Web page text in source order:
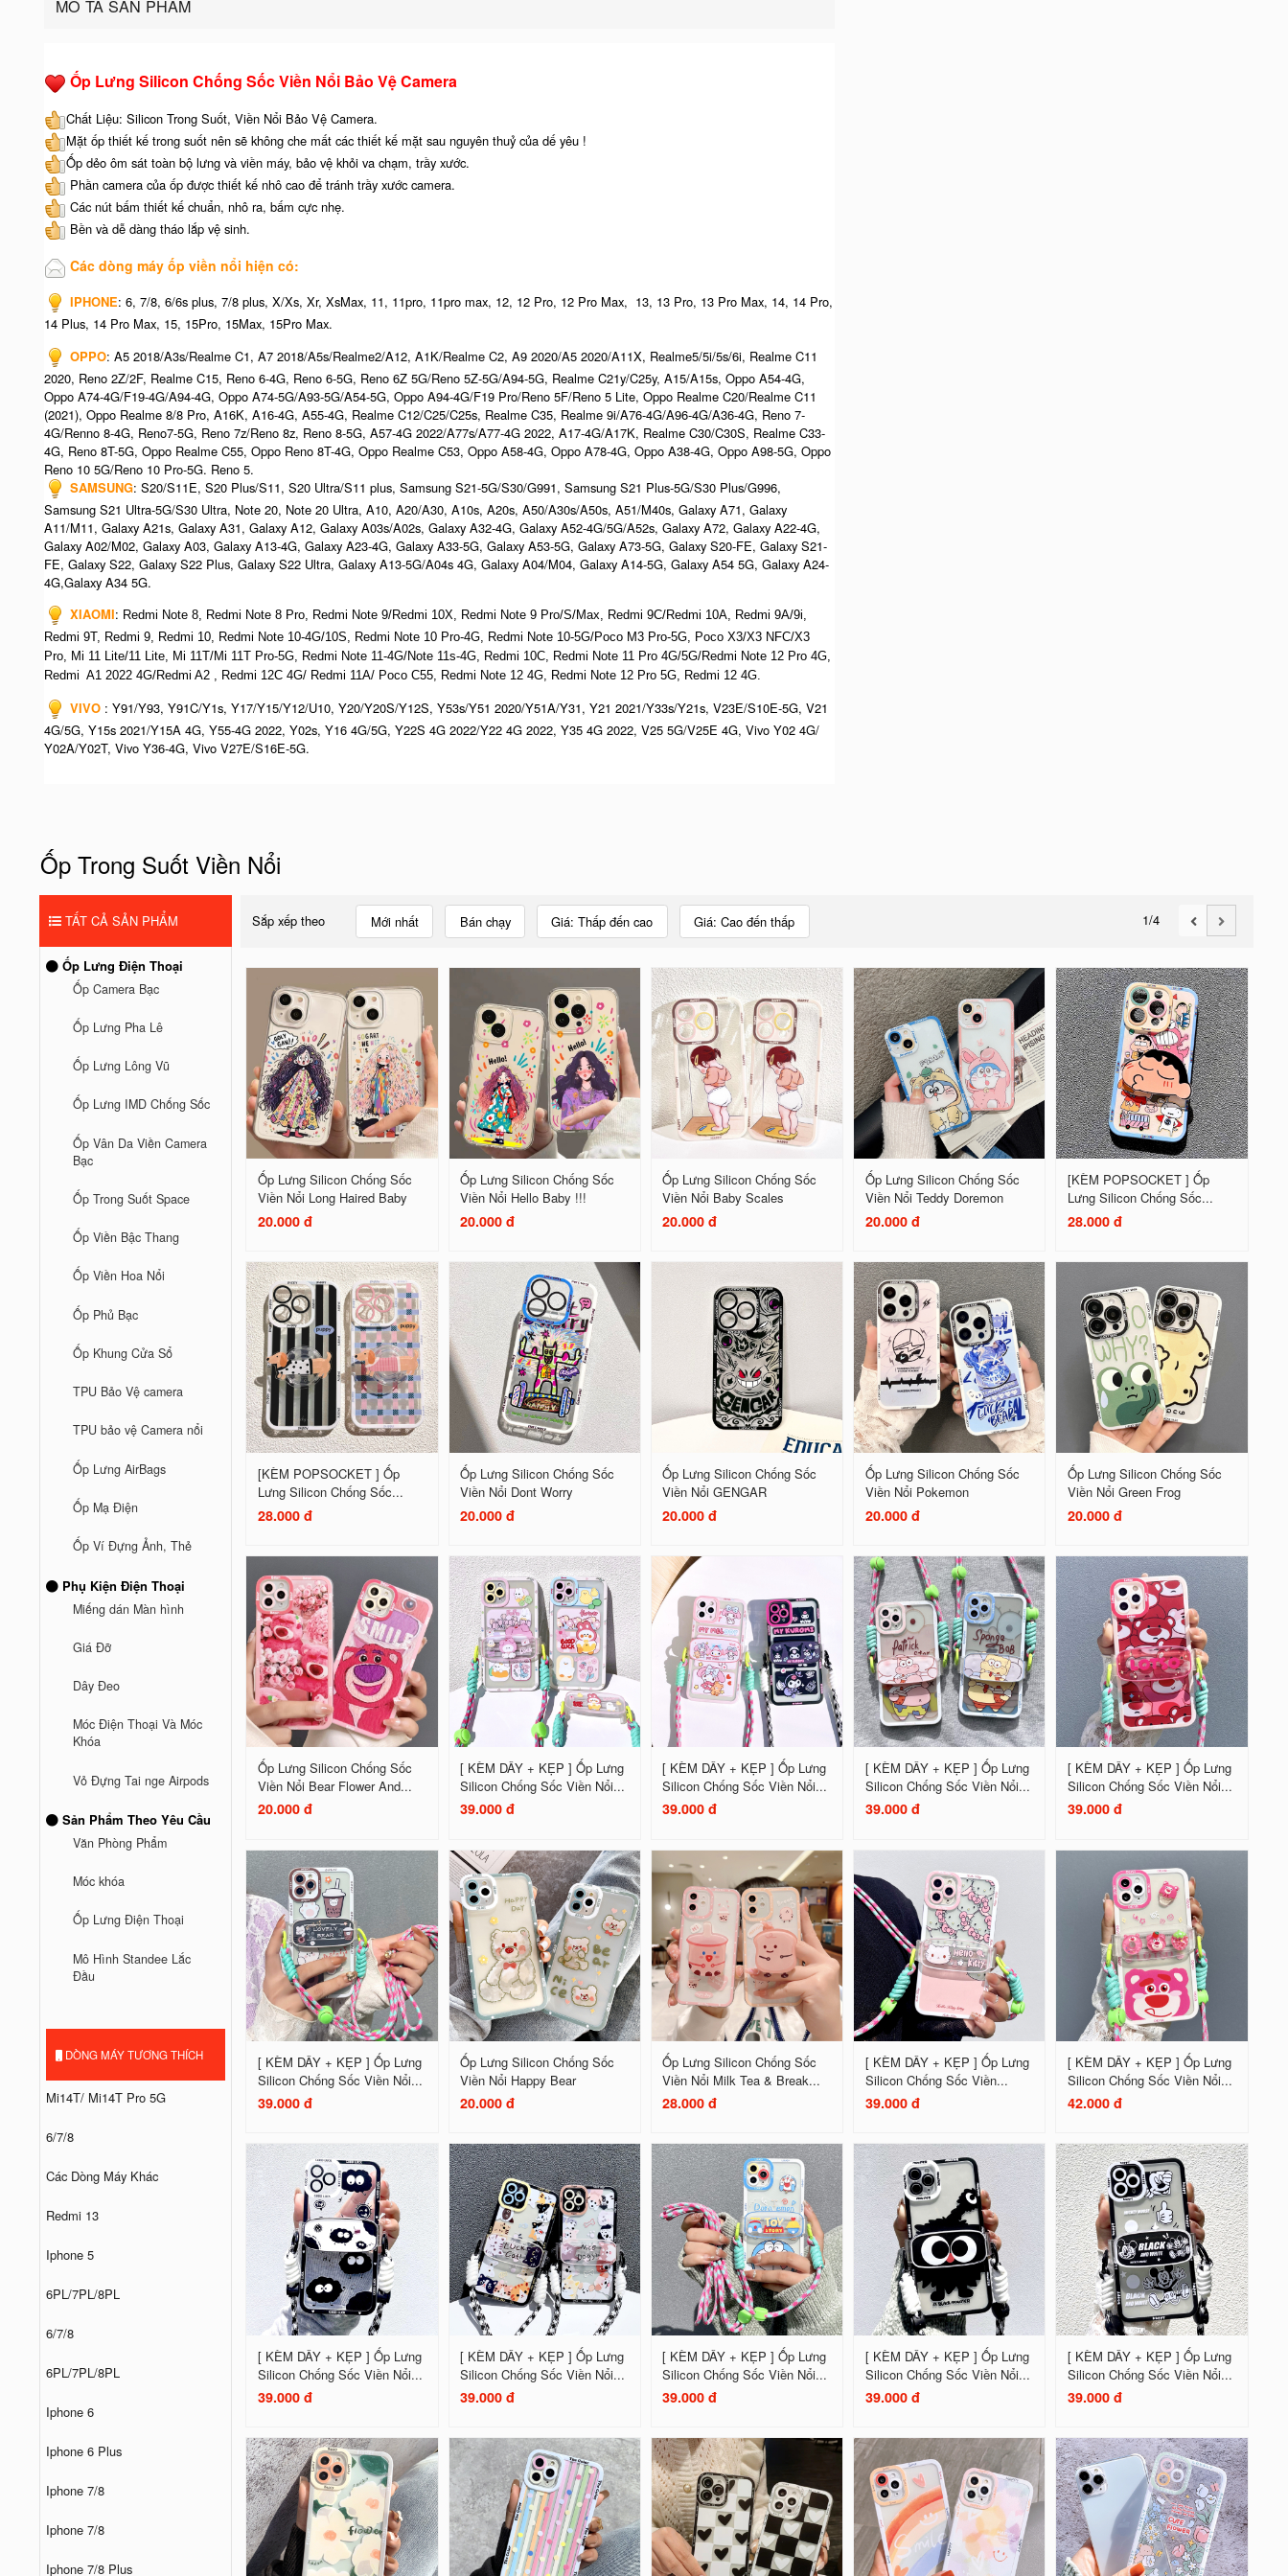
MÔ TẢ SẢN PHẨM
Ốp Lưng Silicon Chống Sốc Viền Nổi Bảo Vệ Camera
Chất Liệu: Silicon Trong Suốt, Viền Nổi Bảo Vệ Camera.
Mặt ốp thiết kế trong suốt nên sẽ không che mất các thiết kế mặt sau nguyên thuỷ của dế yêu !
Ốp dẻo ôm sát toàn bộ lưng và viền máy, bảo vệ khỏi va chạm, trầy xước.
Phần camera của ốp được thiết kế nhô cao để tránh trầy xước camera.
Các nút bấm thiết kế chuẩn, nhô ra, bấm cực nhẹ.
Bền và dễ dàng tháo lắp vệ sinh.
Các dòng máy ốp viền nổi hiện có:
IPHONE: 6, 7/8, 6/6s plus, 7/8 plus, X/Xs, Xr, XsMax, 11, 11pro, 11pro max, 12, 12 Pro, 12 Pro Max, 13, 13 Pro, 13 Pro Max, 14, 14 Pro,
14 Plus, 14 Pro Max, 15, 15Pro, 15Max, 15Pro Max.
OPPO: A5 2018/A3s/Realme C1, A7 2018/A5s/Realme2/A12, A1K/Realme C2, A9 2020/A5 2020/A11X, Realme5/5i/5s/6i, Realme C11
2020, Reno 2Z/2F, Realme C15, Reno 6-4G, Reno 6-5G, Reno 6Z 5G/Reno 5Z-5G/A94-5G, Realme C21y/C25y, A15/A15s, Oppo A54-4G,
Oppo A74-4G/F19-4G/A94-4G, Oppo A74-5G/A93-5G/A54-5G, Oppo A94-4G/F19 Pro/Reno 5F/Reno 5 Lite, Oppo Realme C20/Realme C11
(2021), Oppo Realme 8/8 Pro, A16K, A16-4G, A55-4G, Realme C12/C25/C25s, Realme C35, Realme 9i/A76-4G/A96-4G/A36-4G, Reno 7-
4G/Renno 8-4G, Reno7-5G, Reno 7z/Reno 8z, Reno 8-5G, A57-4G 2022/A77s/A77-4G 2022, A17-4G/A17K, Realme C30/C30S, Realme C33-
4G, Reno 8T-5G, Oppo Realme C55, Oppo Reno 8T-4G, Oppo Realme C53, Oppo A58-4G, Oppo A78-4G, Oppo A38-4G, Oppo A98-5G, Oppo
Reno 10 5G/Reno 10 Pro-5G. Reno 5.
SAMSUNG: S20/S11E, S20 Plus/S11, S20 Ultra/S11 plus, Samsung S21-5G/S30/G991, Samsung S21 Plus-5G/S30 Plus/G996,
Samsung S21 Ultra-5G/S30 Ultra, Note 20, Note 20 Ultra, A10, A20/A30, A10s, A20s, A50/A30s/A50s, A51/M40s, Galaxy A71, Galaxy
A11/M11, Galaxy A21s, Galaxy A31, Galaxy A12, Galaxy A03s/A02s, Galaxy A32-4G, Galaxy A52-4G/5G/A52s, Galaxy A72, Galaxy A22-4G,
Galaxy A02/M02, Galaxy A03, Galaxy A13-4G, Galaxy A23-4G, Galaxy A33-5G, Galaxy A53-5G, Galaxy A73-5G, Galaxy S20-FE, Galaxy S21-
FE, Galaxy S22, Galaxy S22 Plus, Galaxy S22 Ultra, Galaxy A13-5G/A04s 4G, Galaxy A04/M04, Galaxy A14-5G, Galaxy A54 5G, Galaxy A24-
4G,Galaxy A34 5G.
XIAOMI: Redmi Note 8, Redmi Note 8 Pro, Redmi Note 9/Redmi 10X, Redmi Note 9 Pro/S/Max, Redmi 9C/Redmi 10A, Redmi 9A/9i,
Redmi 9T, Redmi 9, Redmi 10, Redmi Note 10-4G/10S, Redmi Note 10 Pro-4G, Redmi Note 10-5G/Poco M3 Pro-5G, Poco X3/X3 NFC/X3
Pro, Mi 11 Lite/11 Lite, Mi 11T/Mi 11T Pro-5G, Redmi Note 11-4G/Note 11s-4G, Redmi 10C, Redmi Note 11 Pro 4G/5G/Redmi Note 12 Pro 4G,
Redmi A1 2022 4G/Redmi A2 , Redmi 12C 4G/ Redmi 11A/ Poco C55, Redmi Note 12 4G, Redmi Note 12 Pro 5G, Redmi 12 4G.
VIVO : Y91/Y93, Y91C/Y1s, Y17/Y15/Y12/U10, Y20/Y20S/Y12S, Y53s/Y51 2020/Y51A/Y31, Y21 2021/Y33s/Y21s, V23E/S10E-5G, V21
4G/5G, Y15s 2021/Y15A 4G, Y55-4G 2022, Y02s, Y16 4G/5G, Y22S 4G 2022/Y22 4G 2022, Y35 4G 2022, V25 5G/V25E 4G, Vivo Y02 4G/
Y02A/Y02T, Vivo Y36-4G, Vivo V27E/S16E-5G.
Ốp Trong Suốt Viền Nổi
TẤT CẢ SẢN PHẨM
Ốp Lưng Điện Thoại
Ốp Camera Bạc
Ốp Lưng Pha Lê
Ốp Lưng Lông Vũ
Ốp Lưng IMD Chống Sốc
Ốp Vân Da Viền Camera
Bạc
Ốp Trong Suốt Space
Ốp Viền Bậc Thang
Ốp Viền Hoa Nổi
Ốp Phủ Bạc
Ốp Khung Cửa Sổ
TPU Bảo Vệ camera
TPU bảo vệ Camera nổi
Ốp Lưng AirBags
Ốp Mạ Điện
Ốp Ví Đựng Ảnh, Thẻ
Phụ Kiện Điện Thoại
Miếng dán Màn hình
Giá Đỡ
Dây Đeo
Móc Điện Thoại Và Móc
Khóa
Vỏ Đựng Tai nge Airpods
Sản Phẩm Theo Yêu Cầu
Văn Phòng Phẩm
Móc khóa
Ốp Lưng Điện Thoại
Mô Hình Standee Lắc
Đầu
DÒNG MÁY TƯƠNG THÍCH
Mi14T/ Mi14T Pro 5G
6/7/8
Các Dòng Máy Khác
Redmi 13
Iphone 5
6PL/7PL/8PL
6/7/8
6PL/7PL/8PL
Iphone 6
Iphone 6 Plus
Iphone 7/8
Iphone 7/8
Iphone 7/8 Plus
Sắp xếp theo Mới nhất Bán chạy Giá: Thấp đến cao Giá: Cao đến thấp 1/4
Ốp Lưng Silicon Chống Sốc
Viền Nổi Long Haired Baby
20.000 đ
Ốp Lưng Silicon Chống Sốc
Viền Nổi Hello Baby !!!
20.000 đ
Ốp Lưng Silicon Chống Sốc
Viền Nổi Baby Scales
20.000 đ
Ốp Lưng Silicon Chống Sốc
Viền Nổi Teddy Doremon
20.000 đ
[KÈM POPSOCKET ] Ốp
Lưng Silicon Chống Sốc...
28.000 đ
[KÈM POPSOCKET ] Ốp
Lưng Silicon Chống Sốc...
28.000 đ
Ốp Lưng Silicon Chống Sốc
Viền Nổi Dont Worry
20.000 đ
Ốp Lưng Silicon Chống Sốc
Viền Nổi GENGAR
20.000 đ
Ốp Lưng Silicon Chống Sốc
Viền Nổi Pokemon
20.000 đ
Ốp Lưng Silicon Chống Sốc
Viền Nổi Green Frog
20.000 đ
Ốp Lưng Silicon Chống Sốc
Viền Nổi Bear Flower And...
20.000 đ
[ KÈM DÂY + KẸP ] Ốp Lưng
Silicon Chống Sốc Viền Nổi...
39.000 đ
[ KÈM DÂY + KẸP ] Ốp Lưng
Silicon Chống Sốc Viền Nổi...
39.000 đ
[ KÈM DÂY + KẸP ] Ốp Lưng
Silicon Chống Sốc Viền Nổi...
39.000 đ
[ KÈM DÂY + KẸP ] Ốp Lưng
Silicon Chống Sốc Viền Nổi...
39.000 đ
[ KÈM DÂY + KẸP ] Ốp Lưng
Silicon Chống Sốc Viền Nổi...
39.000 đ
Ốp Lưng Silicon Chống Sốc
Viền Nổi Happy Bear
20.000 đ
Ốp Lưng Silicon Chống Sốc
Viền Nổi Milk Tea & Break...
28.000 đ
[ KÈM DÂY + KẸP ] Ốp Lưng
Silicon Chống Sốc Viền...
39.000 đ
[ KÈM DÂY + KẸP ] Ốp Lưng
Silicon Chống Sốc Viền Nổi...
42.000 đ
[ KÈM DÂY + KẸP ] Ốp Lưng
Silicon Chống Sốc Viền Nổi...
39.000 đ
[ KÈM DÂY + KẸP ] Ốp Lưng
Silicon Chống Sốc Viền Nổi...
39.000 đ
[ KÈM DÂY + KẸP ] Ốp Lưng
Silicon Chống Sốc Viền Nổi...
39.000 đ
[ KÈM DÂY + KẸP ] Ốp Lưng
Silicon Chống Sốc Viền Nổi...
39.000 đ
[ KÈM DÂY + KẸP ] Ốp Lưng
Silicon Chống Sốc Viền Nổi...
39.000 đ